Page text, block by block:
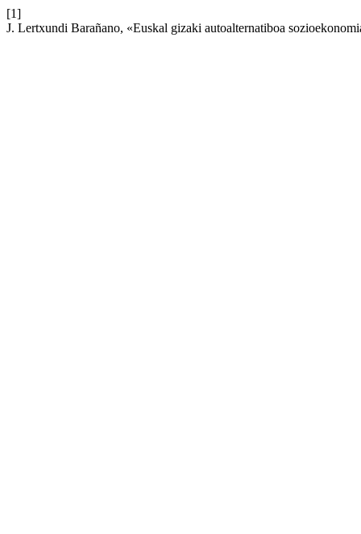
[1]
J. Lertxundi Barañano, «Euskal gizaki autoalternatiboa